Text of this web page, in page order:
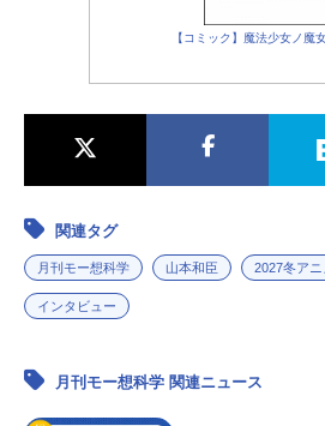
【コミック】魔法少女ノ魔
関連タグ
月刊モー想科学 山本和臣 2027冬アニ
インタビュー
月刊モー想科学 関連ニュース